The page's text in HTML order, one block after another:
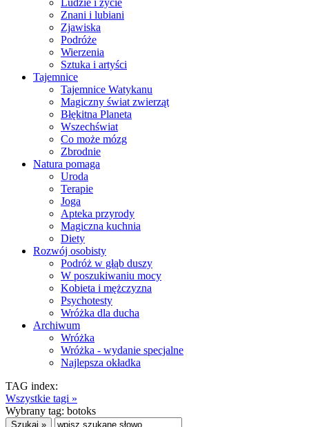
Ludzie i życie
Znani i lubiani
Zjawiska
Podróże
Wierzenia
Sztuka i artyści
Tajemnice
Tajemnice Watykanu
Magiczny świat zwierząt
Błękitna Planeta
Wszechświat
Co może mózg
Zbrodnie
Natura pomaga
Uroda
Terapie
Joga
Apteka przyrody
Magiczna kuchnia
Diety
Rozwój osobisty
Podróż w głąb duszy
W poszukiwaniu mocy
Kobieta i mężczyzna
Psychotesty
Wróżka dla ducha
Archiwum
Wróżka
Wróżka - wydanie specjalne
Najlepsza okładka
TAG index:
Wszystkie tagi »
Wybrany tag: botoks